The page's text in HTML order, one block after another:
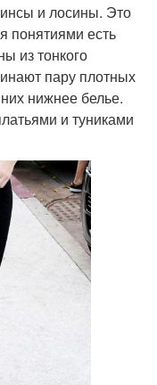
и лосины. Это
понятиями есть
из тонкого
пару плотных
нижнее белье.
и туниками